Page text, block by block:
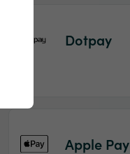
Dotpay
Apple Pay